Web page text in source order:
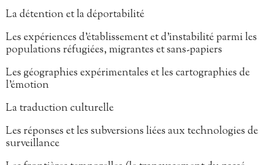
La détention et la déportabilité
Les expériences d’établissement et d’instabilité parmi les
populations réfugiées, migrantes et sans-papiers
Les géographies expérimentales et les cartographies de
l’émotion
La traduction culturelle
Les réponses et les subversions liées aux technologies de
surveillance